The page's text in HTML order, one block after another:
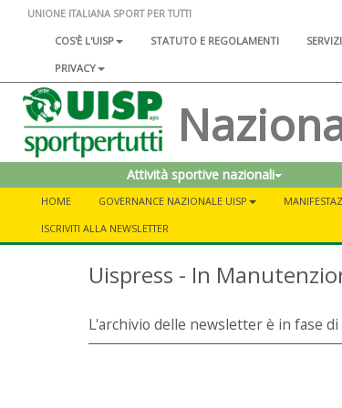
UNIONE ITALIANA SPORT PER TUTTI
COS'È L'UISP
STATUTO E REGOLAMENTI
PRIVACY
Attività sportive nazionali
HOME GOVERNANCE NAZIONALE UISP
ISCRIVITI ALLA NEWSLETTER
Uispress - In
L'archivio delle newsletter è in fase